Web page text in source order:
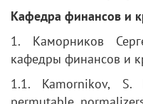
Кафедра финансов и
1. Каморников
кафедры финансов и
1.1. Kamornikov,